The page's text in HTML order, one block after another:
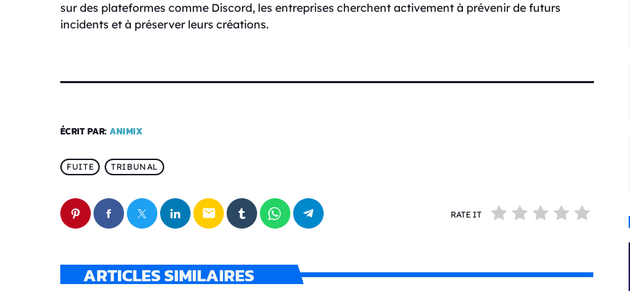
sur des plateformes comme Discord, les entreprises cherchent activement à prévenir de futurs
incidents et à préserver leurs créations.
ÉCRIT PAR: ANIMIX
FUITE TRIBUNAL
email RATE IT
ARTICLES SIMILAIRES